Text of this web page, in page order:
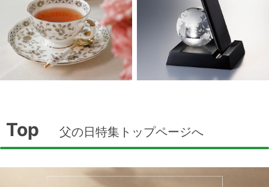
Top 父の日特集トップページへ